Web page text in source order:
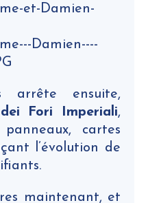
arrête ensuite,
Fori Imperiali,
cartes
l’évolution de
maintenant, et